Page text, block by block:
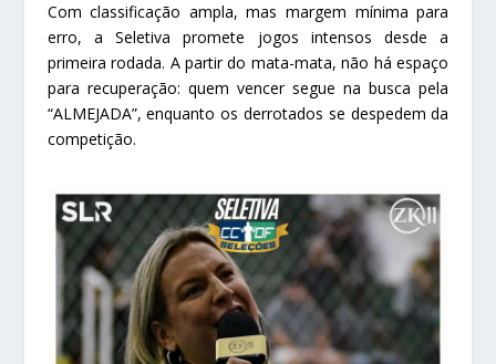
Com classificação ampla, mas margem mínima para
erro, a Seletiva promete jogos intensos desde a
primeira rodada. A partir do mata-mata, não há espaço
para recuperação: quem vencer segue na busca pela
“ALMEJADA”, enquanto os derrotados se despedem da
competição.